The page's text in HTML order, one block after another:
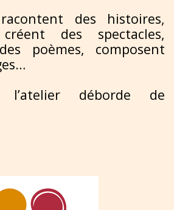
des histoires,
des spectacles,
poèmes, composent
l’atelier déborde de